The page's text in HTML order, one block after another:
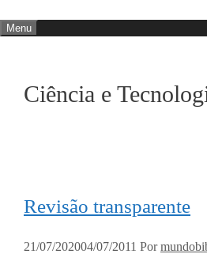
Menu
Ciência e
Revisão transparente
21/07/202004/07/2011 Por